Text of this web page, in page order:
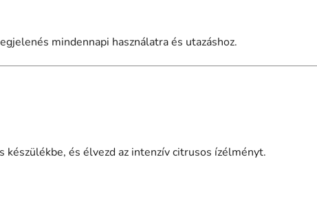
mindennapi használatra és utazáshoz.
készülékbe, és élvezd az intenzív citrusos ízélményt.